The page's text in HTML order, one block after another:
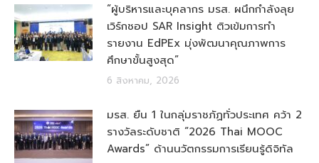
“ผู้บริหารและบุคลากร มรส. ผนึกกำลังลุย
เวิร์กชอป SAR Insight ติวเข้มการทำ
รายงาน EdPEx มุ่งพัฒนาคุณภาพการ
ศึกษาขั้นสูงสุด”
6 สิงหาคม, 2026
มรส. ยืน 1 ในกลุ่มราชภัฏทั่วประเทศ คว้า 2
รางวัลระดับชาติ “2026 Thai MOOC
Awards” ด้านนวัตกรรมการเรียนรู้ดิจิทัล